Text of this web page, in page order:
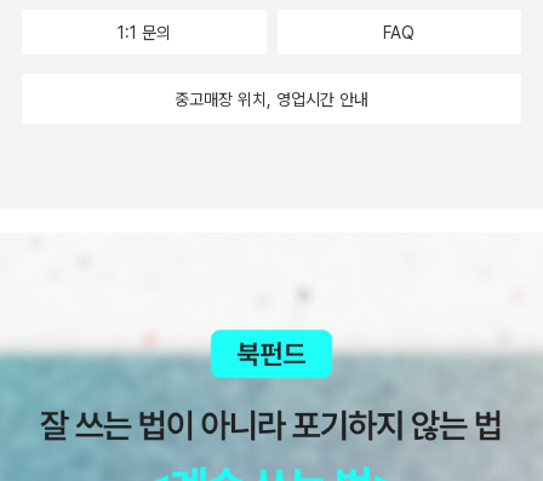
1:1 문의 FAQ
중고매장 위치, 영업시간 안내